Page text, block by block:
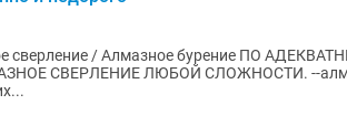
СВЕРЛЕНИЕ ЛЮБОЙ СЛОЖНОСТИ. --